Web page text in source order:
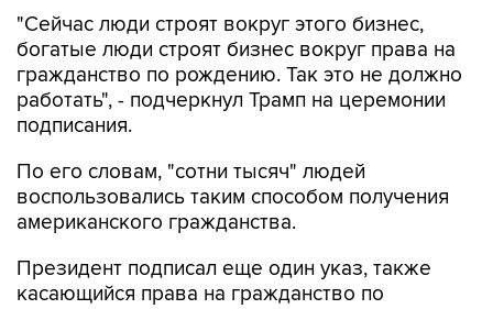
гражданство по рождению. Так это не должно
работать", - подчеркнул Трамп на церемонии
подписания.
По его словам, "сотни тысяч" людей
американского гражданства.
Президент подписал еще один указ, также
рождению и подразумевающий расширение
определения лиц, которые не имеют права на